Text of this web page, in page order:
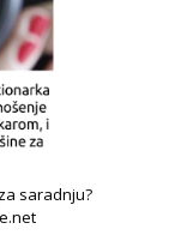
saradnju?